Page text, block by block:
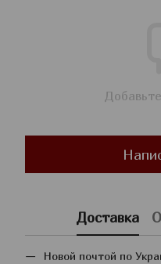
Доставка
Новой почтой по